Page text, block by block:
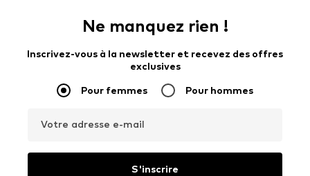
Ne manquez rien !
Inscrivez-vous à la newsletter et recevez des offres
exclusives
Pour femmes Pour hommes
Votre adresse e-mail
S'inscrire